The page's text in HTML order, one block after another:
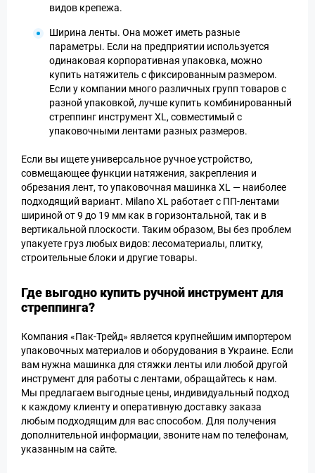
видов крепежа.
Ширина ленты. Она может иметь разные
параметры. Если на предприятии используется
одинаковая корпоративная упаковка, можно
купить натяжитель с фиксированным размером.
Если у компании много различных групп товаров с
разной упаковкой, лучше купить комбинированный
стреппинг инструмент XL, совместимый с
упаковочными лентами разных размеров.
Если вы ищете универсальное ручное устройство,
совмещающее функции натяжения, закрепления и
обрезания лент, то упаковочная машинка XL — наиболее
подходящий вариант. Milano XL работает с ПП-лентами
шириной от 9 до 19 мм как в горизонтальной, так и в
вертикальной плоскости. Таким образом, Вы без проблем
упакуете груз любых видов: лесоматериалы, плитку,
строительные блоки и другие товары.
Где выгодно купить ручной инструмент для
стреппинга?
Компания «Пак-Трейд» является крупнейшим импортером
упаковочных материалов и оборудования в Украине. Если
вам нужна машинка для стяжки ленты или любой другой
инструмент для работы с лентами, обращайтесь к нам.
Мы предлагаем выгодные цены, индивидуальный подход
к каждому клиенту и оперативную доставку заказа
любым подходящим для вас способом. Для получения
дополнительной информации, звоните нам по телефонам,
указанным на сайте.